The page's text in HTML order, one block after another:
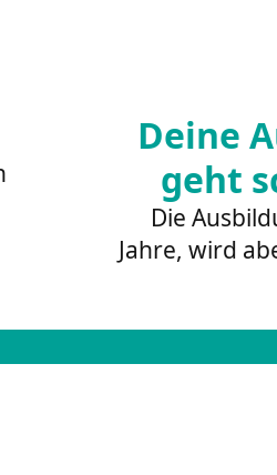
Deine
geht
Die
Jahre, wird